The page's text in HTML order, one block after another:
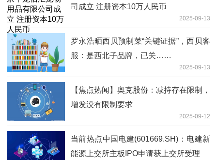
司成立 注册资本10万人民币
2025-09-13
罗永浩晒西贝预制菜“关键证据”，西贝客
服：是西北子品牌，已关……
2025-09-13
【焦点热闻】奥克股份：减持存在限制，
增发没有限制要求
2025-09-12
当前热点中国电建(601669.SH)：电建新
能源上交所主板IPO申请获上交所受理